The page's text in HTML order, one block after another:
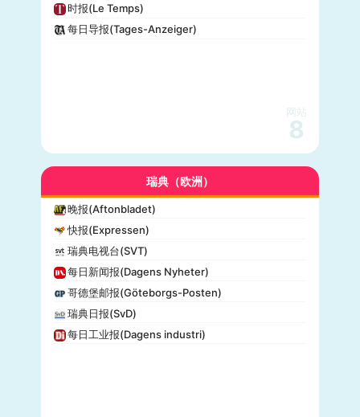
时报(Le Temps)
每日导报(Tages-Anzeiger)
网站
8
瑞典（欧洲）
晚报(Aftonbladet)
快报(Expressen)
瑞典电视台(SVT)
每日新闻报(Dagens Nyheter)
哥德堡邮报(Göteborgs-Posten)
瑞典日报(SvD)
每日工业报(Dagens industri)